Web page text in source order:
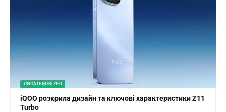
UNCATEGORIZED
iQOO розкрила дизайн та ключові характеристики Z11
Turbo